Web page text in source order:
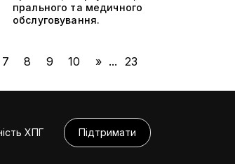
прального та медичного
обслуговування.
7 8 9 10 » ... 23
ХПГ Підтримати